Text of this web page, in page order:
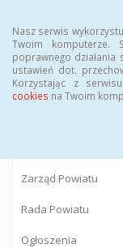
Nasz serwis
Twoim komputerze.
poprawnego działania
ustawień dot.
Korzystając z
cookies na Twoim
BIULETYN
Starostwa
Zarząd Powiatu
Rada Powiatu
Ogłoszenia